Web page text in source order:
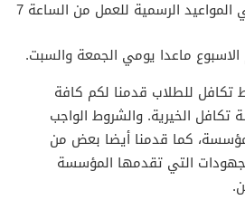
تستطيع التواصل في المواعيد الرسمية للعمل من الساعة 7
الاسبوع ماعدا يومي الجمعة والسبت.
للطلاب قدمنا لكم كافة
الخيرية. والشروط الواجب
كما قدمنا أيضا بعض من
التي تقدمها المؤسسة